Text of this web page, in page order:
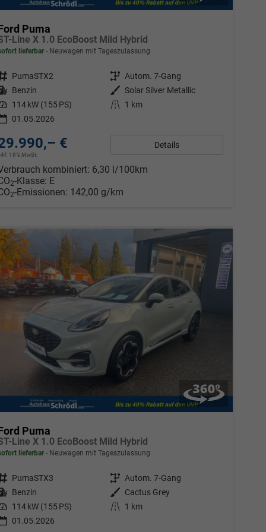
Puma
Line X 1.0 EcoBoost Mild Hybrid
lieferbar Neuwagen mit Tageszulassung
Fahrzeugnr. PumaSTX2 Getriebe Autom. 7-Gang
Kraftstoff Benzin Außenfarbe Solar Silver Metallic
Leistung 114 kW (155 PS) Kilometerstand
1 km
01.05.2026
€
19% MwSt.
Details
kombiniert: 6,30 l/100km
2-Klasse: E
2-Emissionen: 142,00 g/km
Puma
Line X 1.0 EcoBoost Mild Hybrid
lieferbar Neuwagen mit Tageszulassung
Fahrzeugnr. PumaSTX3 Getriebe Autom. 7-Gang
Kraftstoff Benzin Außenfarbe
Cactus Grey
Leistung 114 kW (155 PS) Kilometerstand
1 km
01.05.2026